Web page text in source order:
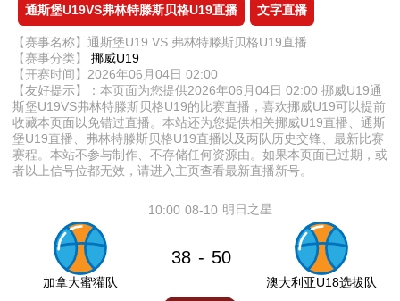
通斯堡U19VS弗林特滕斯贝格U19直播 文字直播
【赛事名称】通斯堡U19 VS 弗林特滕斯贝格U19直播
【赛事分类】 挪威U19
【开赛时间】2026年06月04日 02:00
【友好提示】：本页面为您提供2026年06月04日 02:00 挪威U19通
斯堡U19VS弗林特滕斯贝格U19的比赛直播，喜欢挪威U19可以提前
收藏本页面以免错过直播。本站还为您提供相关挪威U19直播、通斯
堡U19直播、弗林特滕斯贝格U19直播以及两队历史交锋、最新比赛
赛程。本站不参与制作、不存储任何资源由。如果本页面已过期，或
者以上信号位都无效，请进入主页查看最新直播新号。
08-10
10:00 明日之星
加拿大蜜獾队
38 - 50
澳大利亚U18选拔队